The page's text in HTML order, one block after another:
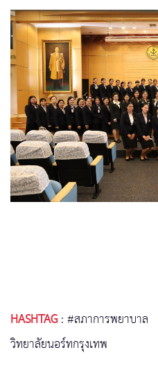
HASHTAG:#สภาการพยาบาล
วิทยาลัยนอร์ทกรุงเทพ